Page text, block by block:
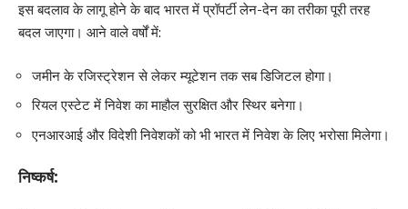
इस बदलाव के लागू होने के बाद भारत में प्रॉपर्टी लेन-देन का तरीका पूरी तरह
बदल जाएगा। आने वाले वर्षों में:
जमीन के रजिस्ट्रेशन से लेकर म्यूटेशन तक सब डिजिटल होगा।
रियल एस्टेट में निवेश का माहौल सुरक्षित और स्थिर बनेगा।
एनआरआई और विदेशी निवेशकों को भी भारत में निवेश के लिए भरोसा मिलेगा।
निष्कर्ष: